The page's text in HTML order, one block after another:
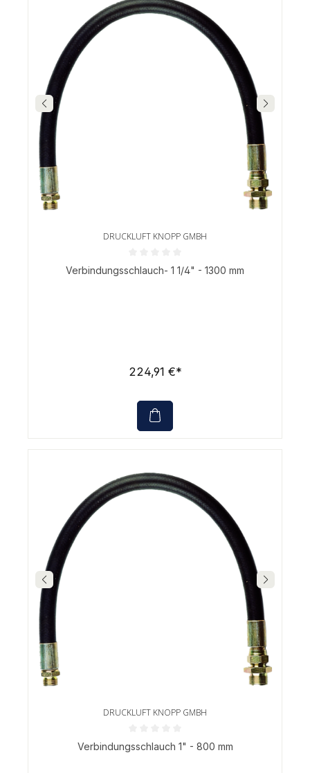
DRUCKLUFT KNOPP GMBH
Durchschnittliche Bewertung von 0 von 5 Sternen
Verbindungsschlauch- 1 1/4" - 1300 mm
224,91 €*
DRUCKLUFT KNOPP GMBH
Durchschnittliche Bewertung von 0 von 5 Sternen
Verbindungsschlauch 1" - 800 mm